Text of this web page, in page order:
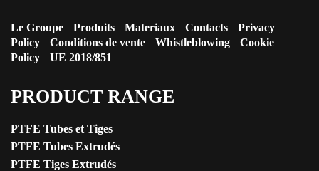
Le Groupe Produits Materiaux Contacts
Privacy
Policy
Conditions de vente Whistleblowing
Cookie
Policy
UE 2018/851
PRODUCT RANGE
PTFE Tubes et Tiges
PTFE Tubes Extrudés
PTFE Tiges Extrudés